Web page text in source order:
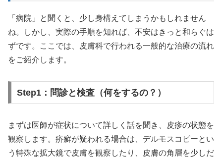
「病院」と聞くと、少し身構えてしまうかもしれません
ね。しかし、実際の手順を知れば、不安はきっと和らぐは
ずです。ここでは、皮膚科で行われる一般的な治療の流れ
をご紹介します。
Step1：問診と検査（何をするの？）
まずは医師が症状について詳しく話を聞き、皮疹の状態を
観察します。疥癬が疑われる場合は、デルモスコピーとい
う特殊な拡大鏡で皮膚を観察したり、皮膚の角層を少しだ